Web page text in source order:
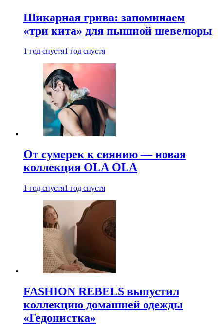
Шикарная грива: запоминаем
«три кита» для пышной шевелюры
1 год спустя1 год спустя
От сумерек к сиянию — новая
коллекция OLA OLA
1 год спустя1 год спустя
FASHION REBELS выпустил
коллекцию домашней одежды
«Гедонистка»